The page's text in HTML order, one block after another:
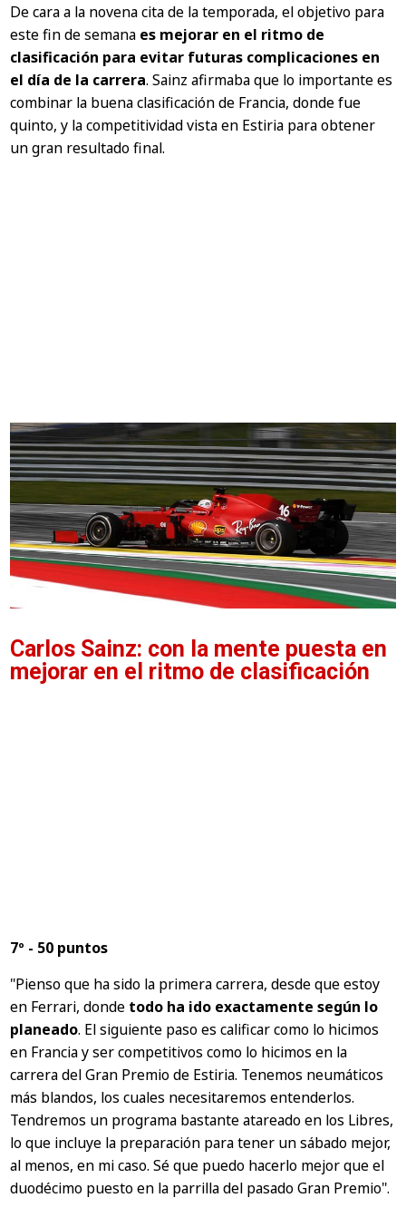
De cara a la novena cita de la temporada, el objetivo para
este fin de semana es mejorar en el ritmo de
clasificación para evitar futuras complicaciones en
el día de la carrera. Sainz afirmaba que lo importante es
combinar la buena clasificación de Francia, donde fue
quinto, y la competitividad vista en Estiria para obtener
un gran resultado final.
Carlos Sainz: con la mente puesta en
mejorar en el ritmo de clasificación
7º - 50 puntos
"Pienso que ha sido la primera carrera, desde que estoy
en Ferrari, donde todo ha ido exactamente según lo
planeado. El siguiente paso es calificar como lo hicimos
en Francia y ser competitivos como lo hicimos en la
carrera del Gran Premio de Estiria. Tenemos neumáticos
más blandos, los cuales necesitaremos entenderlos.
Tendremos un programa bastante atareado en los Libres,
lo que incluye la preparación para tener un sábado mejor,
al menos, en mi caso. Sé que puedo hacerlo mejor que el
duodécimo puesto en la parrilla del pasado Gran Premio".